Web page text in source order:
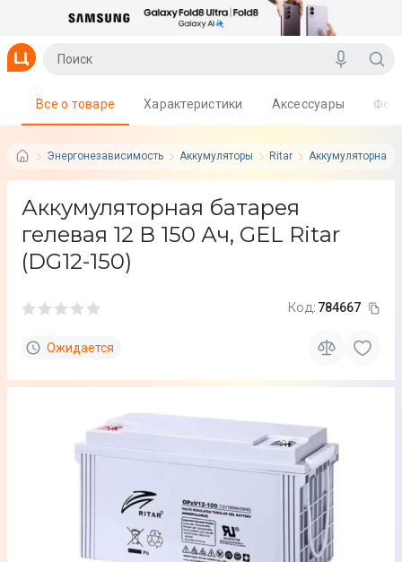
Энергонезависимость Аккумуляторы Ritar Аккумуляторная
Все о товаре Характеристики Аксессуары
Аккумуляторная батарея
гелевая 12 В 150 Ач, GEL Ritar
(DG12-150)
Код: 784667
Ожидается